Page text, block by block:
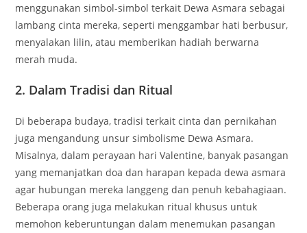
menggunakan simbol-simbol terkait Dewa Asmara sebagai
lambang cinta mereka, seperti menggambar hati berbusur,
menyalakan lilin, atau memberikan hadiah berwarna
merah muda.
2. Dalam Tradisi dan Ritual
Di beberapa budaya, tradisi terkait cinta dan pernikahan
juga mengandung unsur simbolisme Dewa Asmara.
Misalnya, dalam perayaan hari Valentine, banyak pasangan
yang memanjatkan doa dan harapan kepada dewa asmara
agar hubungan mereka langgeng dan penuh kebahagiaan.
Beberapa orang juga melakukan ritual khusus untuk
memohon keberuntungan dalam menemukan pasangan